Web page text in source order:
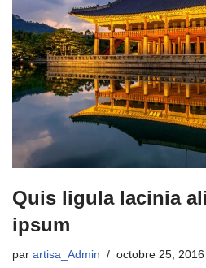
Quis ligula lacinia
ipsum
par artisa_Admin octobre 25, 2016